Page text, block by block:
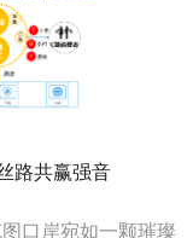
路共赢强音
口岸宛如一颗璀璨